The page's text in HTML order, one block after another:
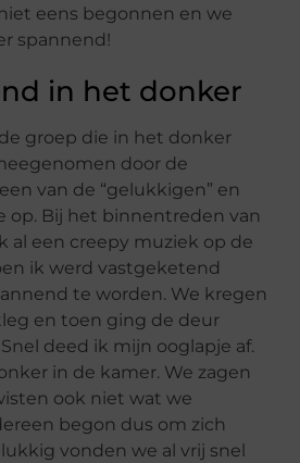
eens begonnen en we
spannend!
in het donker
groep die in het donker
door de
van de “gelukkigen” en
op. Bij het binnentreden van
al een creepy muziek op de
ik werd vastgeketend
te worden. We kregen
en toen ging de deur
deed ik mijn ooglapje af.
in de kamer. We zagen
ook niet wat we
begon dus om zich
vonden we al vrij snel